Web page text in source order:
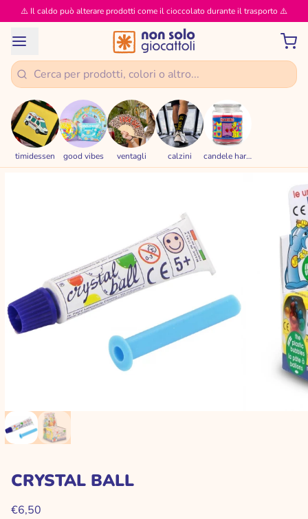
⚠️ Il caldo può alterare prodotti come il cioccolato durante il trasporto ⚠️
timidessen good vibes ventagli calzini candele haribo
CRYSTAL BALL
€6,50